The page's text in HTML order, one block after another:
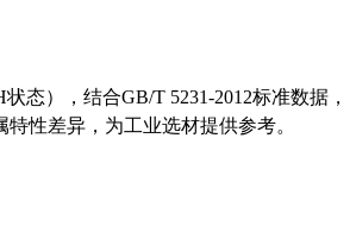
态），结合GB/T 5231-2012标准数据，
性差异，为工业选材提供参考。